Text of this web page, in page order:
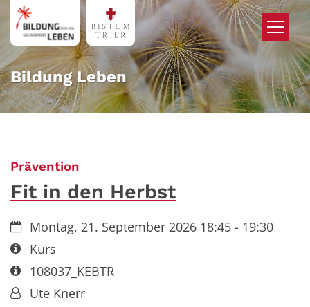
Zum Inhalt springen
Bildung Leben
Prävention
Fit in den Herbst
Datum:Montag, 21. September 2026 18:45 - 19:30
Art bzw. Nummer:
Kurs
Art bzw. Nummer:
108037_KEBTR
Von:Ute Knerr